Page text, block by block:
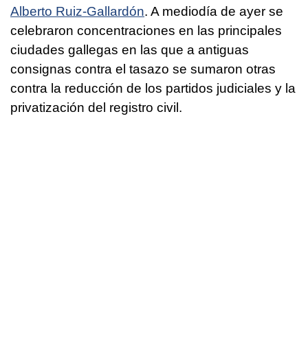
Alberto Ruiz-Gallardón. A mediodía de ayer se
celebraron concentraciones en las principales
ciudades gallegas en las que a antiguas
consignas contra el tasazo se sumaron otras
contra la reducción de los partidos judiciales y la
privatización del registro civil.